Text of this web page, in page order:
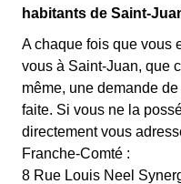
habitants de Saint-
A chaque fois que vous
vous à Saint-Juan, que
même, une demande
faite. Si vous ne la
directement vous
Franche-Comté :
8 Rue Louis Neel